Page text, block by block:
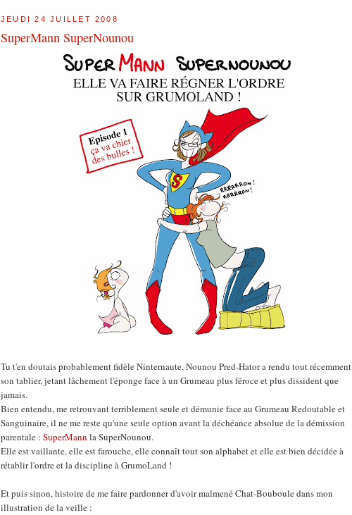
JEUDI 24 JUILLET 2008
SuperMann SuperNounou
Tu t'en doutais probablement fidèle Ninternaute, Nounou Pred-Hator a rendu tout récemment
son tablier, jetant lâchement l'éponge face à un Grumeau plus féroce et plus dissident que
jamais.
Bien entendu, me retrouvant terriblement seule et démunie face au Grumeau Redoutable et
Sanguinaire, il ne me reste qu'une seule option avant la déchéance absolue de la démission
parentale : SuperMann la SuperNounou.
Elle est vaillante, elle est farouche, elle connaît tout son alphabet et elle est bien décidée à
rétablir l'ordre et la discipline à GrumoLand !
Et puis sinon, histoire de me faire pardonner d'avoir malmené Chat-Bouboule dans mon
illustration de la veille :